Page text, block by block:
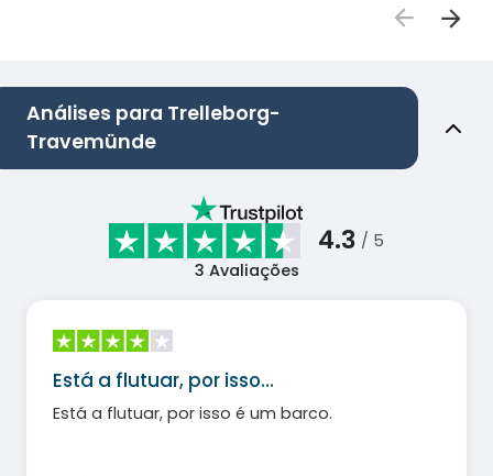
Análises para Trelleborg-
Travemünde
4.3 / 5
3 Avaliações
Está a flutuar, por isso…
Está a flutuar, por isso é um barco.